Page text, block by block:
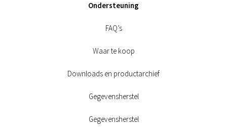
Ondersteuning
FAQ’s
Waar te koop
Downloads en productarchief
Gegevensherstel
Gegevensherstel